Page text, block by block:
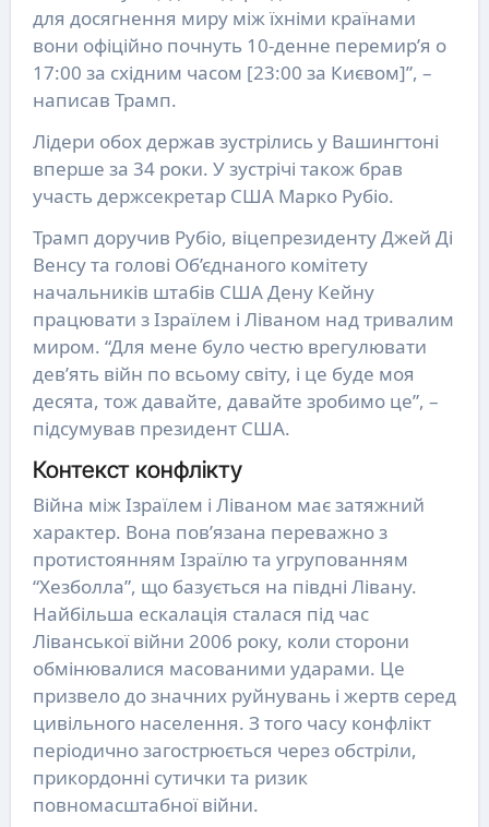
для досягнення миру між їхніми країнами
вони офіційно почнуть 10-денне перемир’я о
17:00 за східним часом [23:00 за Києвом]”, –
написав Трамп.
Лідери обох держав зустрілись у Вашингтоні
вперше за 34 роки. У зустрічі також брав
участь держсекретар США Марко Рубіо.
Трамп доручив Рубіо, віцепрезиденту Джей Ді
Венсу та голові Об’єднаного комітету
начальників штабів США Дену Кейну
працювати з Ізраїлем і Ліваном над тривалим
миром. “Для мене було честю врегулювати
дев’ять війн по всьому світу, і це буде моя
десята, тож давайте, давайте зробимо це”, –
підсумував президент США.
Контекст конфлікту
Війна між Ізраїлем і Ліваном має затяжний
характер. Вона пов’язана переважно з
протистоянням Ізраїлю та угрупованням
“Хезболла”, що базується на півдні Лівану.
Найбільша ескалація сталася під час
Ліванської війни 2006 року, коли сторони
обмінювалися масованими ударами. Це
призвело до значних руйнувань і жертв серед
цивільного населення. З того часу конфлікт
періодично загострюється через обстріли,
прикордонні сутички та ризик
повномасштабної війни.